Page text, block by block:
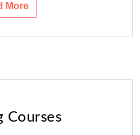
More
Courses